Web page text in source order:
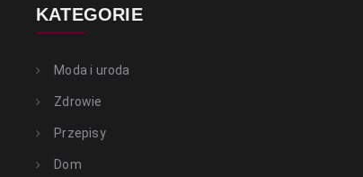
KATEGORIE
Moda i uroda
Zdrowie
Przepisy
Dom